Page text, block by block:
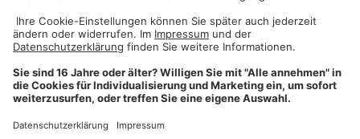
Telefon +49 (0)9090 / 77 0
Fax +49 (0)9090 / 77 77 70
info@dehner.de
Social Media